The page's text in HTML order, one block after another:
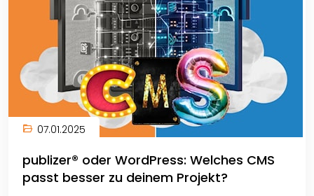
07.01.2025
publizer® oder WordPress: Welches CMS
passt besser zu deinem Projekt?